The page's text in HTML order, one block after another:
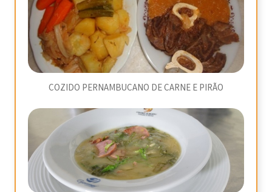
COZIDO PERNAMBUCANO DE CARNE E PIRÃO